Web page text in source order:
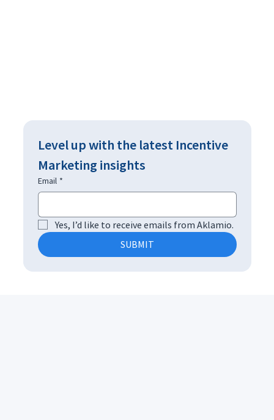
Level up with the latest Incentive
Marketing insights
Email *
Yes, I’d like to receive emails from Aklamio.
SUBMIT